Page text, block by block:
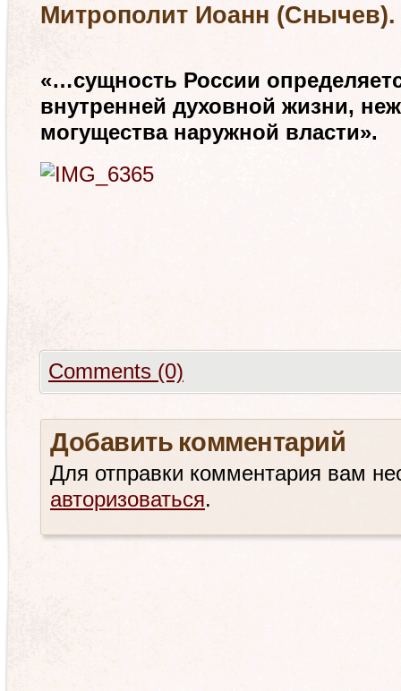
Митрополит Иоанн (Снычев).
«…сущность России
внутренней духовной жизни,
могущества наружной власти».
Comments (0)
Добавить комментарий
Для отправки комментария вам
авторизоваться.